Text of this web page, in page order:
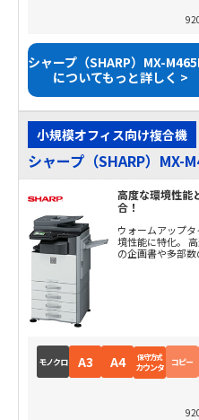
シャープ（SHARP）MX-
についてもっと詳しく >
小規模オフィス向け複合機
シャープ（SHARP）MX-
高度な環境性能
合！
ウォームアップ
境性能に特化。
の企画書や多部数
モノクロ A3 A4 保守方式
カウンタ コピー